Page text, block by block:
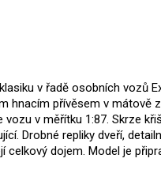
v řadě osobních vozů
hnacím přívěsem v mátově
v měřítku 1:87. Skrze
Drobné repliky dveří,
celkový dojem. Model je